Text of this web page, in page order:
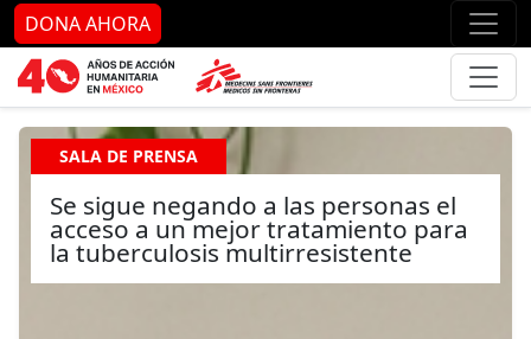
Ir al contenido principal Ir
DONA AHORA
SALA DE PRENSA
Se sigue negando a las personas el
acceso a un mejor tratamiento para
la tuberculosis multirresistente